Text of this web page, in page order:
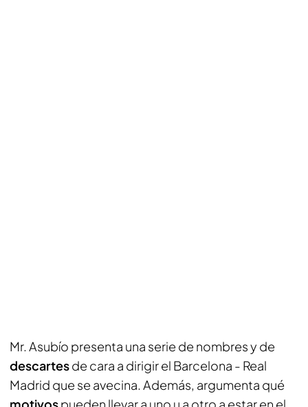
Mr. Asubío presenta una serie de nombres y de
descartesde cara a dirigir el Barcelona - Real
Madrid que se avecina. Además, argumenta qué